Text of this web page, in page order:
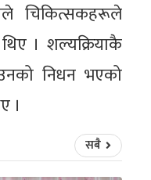
चिकित्सकहरूले
। शल्यक्रियाकै
निधन भएको
।
सबै